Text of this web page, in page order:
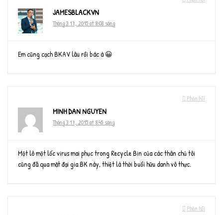
JAMESBLACKVN
Tháng 3 17, 2015 at 8:08 sáng
Em cũng cạch BKAV lâu rồi bác à 😀
Phản hồi
MINH DAN NGUYEN
Tháng 3 17, 2015 at 8:45 sáng
Một lô một lốc virus mai phục trong Recycle Bin của các thân chủ tôi
cũng đã qua mặt đại gia BK này, thiệt là thời buổi hữu danh vô thực.
Phản hồi